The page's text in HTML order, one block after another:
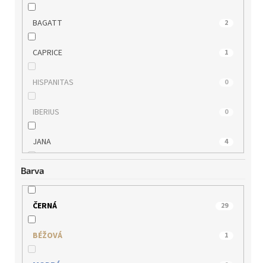
BAGATT 2
CAPRICE 1
HISPANITAS 0
IBERIUS 0
JANA 4
MARCO TOZZI
PICCADILLY 0
QUO VADIS 0
REGARDE LE CIEL 0
Barva
ČERNÁ 29
BÉŽOVÁ 1